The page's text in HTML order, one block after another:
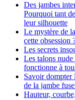
Des jambes
Pourquoi tant
leur silhouette
Le mystère de
cette obsession
Les secrets
Les talons
fonctionne à
Savoir dompter
de la jambe
Hauteur,